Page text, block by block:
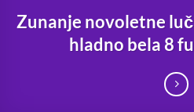
Zunanje novoletne
hladno bela 8